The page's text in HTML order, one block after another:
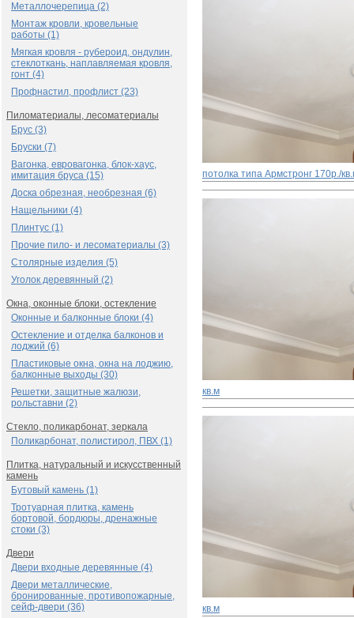
Металлочерепица (2)
Монтаж кровли, кровельные
работы (1)
Мягкая кровля - рубероид, ондулин,
стеклоткань, наплавляемая кровля,
гонт (4)
Профнастил, профлист (23)
Пиломатериалы, лесоматериалы
Брус (3)
Бруски (7)
Вагонка, евровагонка, блок-хаус,
имитация бруса (15)
Доска обрезная, необрезная (6)
Нащельники (4)
Плинтус (1)
Прочие пило- и лесоматериалы (3)
Столярные изделия (5)
Уголок деревянный (2)
Окна, оконные блоки, остекление
Оконные и балконные блоки (4)
Остекление и отделка балконов и
лоджий (6)
Пластиковые окна, окна на лоджию,
балконные выходы (30)
Решетки, защитные жалюзи,
рольставни (2)
Стекло, поликарбонат, зеркала
Поликарбонат, полистирол, ПВХ (1)
Плитка, натуральный и искусственный
камень
Бутовый камень (1)
Тротуарная плитка, камень
бортовой, бордюры, дренажные
стоки (3)
Двери
Двери входные деревянные (4)
Двери металлические,
бронированные, противопожарные,
сейф-двери (36)
потолка типа Армстронг 170р./
кв.м
кв.м